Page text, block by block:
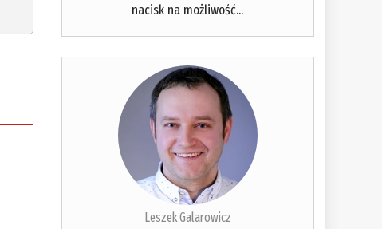
nacisk na możliwość...
Leszek Galarowicz